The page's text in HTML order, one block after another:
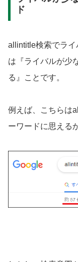
ド
allintitle検索でライ
は『ライバルが少
る』ことです。
例えば、こちらは
ーワードに思える